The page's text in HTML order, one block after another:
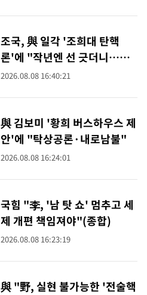
조국, 與 일각 '조희대 탄핵
론'에 "작년엔 선 긋더니…할
말하않"
2026.08.08 16:40:21
與 김보미 '황희 버스하우스 제
안'에 "탁상공론·내로남불"
2026.08.08 16:24:01
국힘 "李, '남 탓 쇼' 멈추고 세
제 개편 책임져야"(종합)
2026.08.08 16:23:19
與 "野, 실현 불가능한 '전술핵